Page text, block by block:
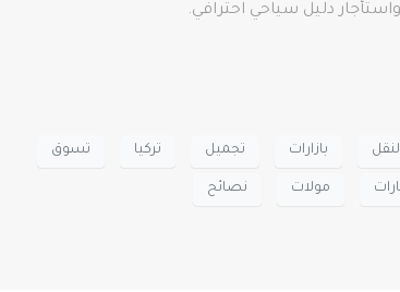
دليل سياحي احترافي.
بازارات تجميل تركيا تسوق
مولات نصائح